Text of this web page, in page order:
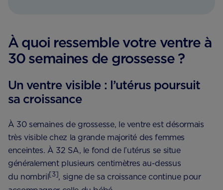
À quoi ressemble votre ventre à
30 semaines de grossesse ?
Un ventre visible : l’utérus poursuit
sa croissance
À 30 semaines de grossesse, le ventre est désormais
très visible chez la grande majorité des femmes
enceintes. À 32 SA, le fond de l’utérus se situe
généralement plusieurs centimètres au-dessus
du nombril[3], signe de sa croissance continue pour